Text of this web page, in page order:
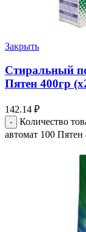
Закрыть
Стиральный
Пятен 400гр
142.14 ₽
Количество
автомат 100 Пятен